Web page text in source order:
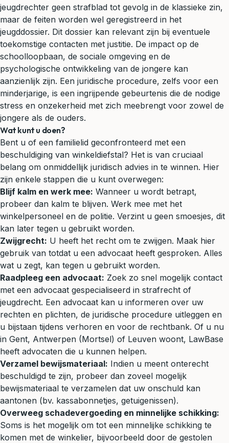
jeugdrechter geen strafblad tot gevolg in de klassieke zin,
maar de feiten worden wel geregistreerd in het
jeugddossier. Dit dossier kan relevant zijn bij eventuele
toekomstige contacten met justitie. De impact op de
schoolloopbaan, de sociale omgeving en de
psychologische ontwikkeling van de jongere kan
aanzienlijk zijn. Een juridische procedure, zelfs voor een
minderjarige, is een ingrijpende gebeurtenis die de nodige
stress en onzekerheid met zich meebrengt voor zowel de
jongere als de ouders.
Wat kunt u doen?
Bent u of een familielid geconfronteerd met een
beschuldiging van winkeldiefstal? Het is van cruciaal
belang om onmiddellijk juridisch advies in te winnen. Hier
zijn enkele stappen die u kunt overwegen:
Blijf kalm en werk mee: Wanneer u wordt betrapt,
probeer dan kalm te blijven. Werk mee met het
winkelpersoneel en de politie. Verzint u geen smoesjes, dit
kan later tegen u gebruikt worden.
Zwijgrecht: U heeft het recht om te zwijgen. Maak hier
gebruik van totdat u een advocaat heeft gesproken. Alles
wat u zegt, kan tegen u gebruikt worden.
Raadpleeg een advocaat: Zoek zo snel mogelijk contact
met een advocaat gespecialiseerd in strafrecht of
jeugdrecht. Een advocaat kan u informeren over uw
rechten en plichten, de juridische procedure uitleggen en
u bijstaan tijdens verhoren en voor de rechtbank. Of u nu
in Gent, Antwerpen (Mortsel) of Leuven woont, LawBase
heeft advocaten die u kunnen helpen.
Verzamel bewijsmateriaal: Indien u meent onterecht
beschuldigd te zijn, probeer dan zoveel mogelijk
bewijsmateriaal te verzamelen dat uw onschuld kan
aantonen (bv. kassabonnetjes, getuigenissen).
Overweeg schadevergoeding en minnelijke schikking:
Soms is het mogelijk om tot een minnelijke schikking te
komen met de winkelier, bijvoorbeeld door de gestolen